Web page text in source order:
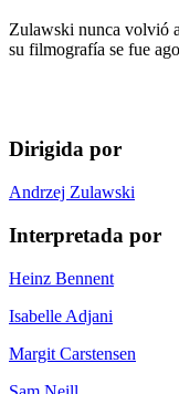
Zulawski nunca volvió
su filmografía se fue
Dirigida por
Andrzej Zulawski
Interpretada por
Heinz Bennent
Isabelle Adjani
Margit Carstensen